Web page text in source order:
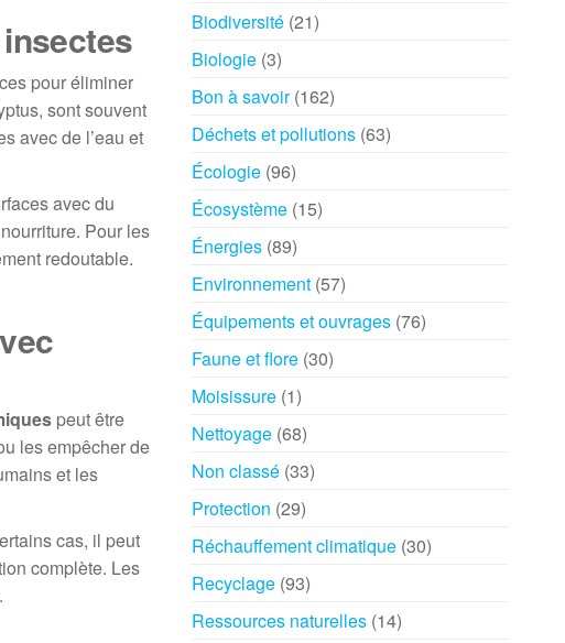
pour éliminer
sont souvent
avec de l’eau et
avec du
Pour les
redoutable.
peut être
les empêcher de
et les
cas, il peut
complète. Les
Biodiversité(21)
Biologie(3)
Bon à savoir(162)
Déchets et pollutions(63)
Écologie(96)
Écosystème(15)
Énergies(89)
Environnement(57)
Équipements et ouvrages(76)
Faune et flore(30)
Moisissure(1)
Nettoyage(68)
Non classé(33)
Protection (29)
Réchauffement climatique(30)
Recyclage(93)
Ressources naturelles(14)